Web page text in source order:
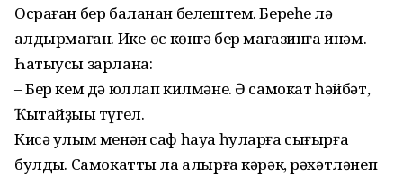
Осраған бер баланан белештем. Береһе лә
ҡалдырмаған. Ике-өс көнгә бер магазинға инәм.
Һатыусы зарлана:
– Бер кем дә юллап килмәне. Ә самокат һәйбәт,
Ҡытайҙыҡы түгел.
Кисә улым менән саф һауа һуларға сығырға
булдыҡ. Самокатты ла алырға кәрәк, рәхәтләнеп